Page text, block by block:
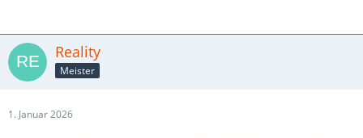
Reality
Meister
1. Januar 2026